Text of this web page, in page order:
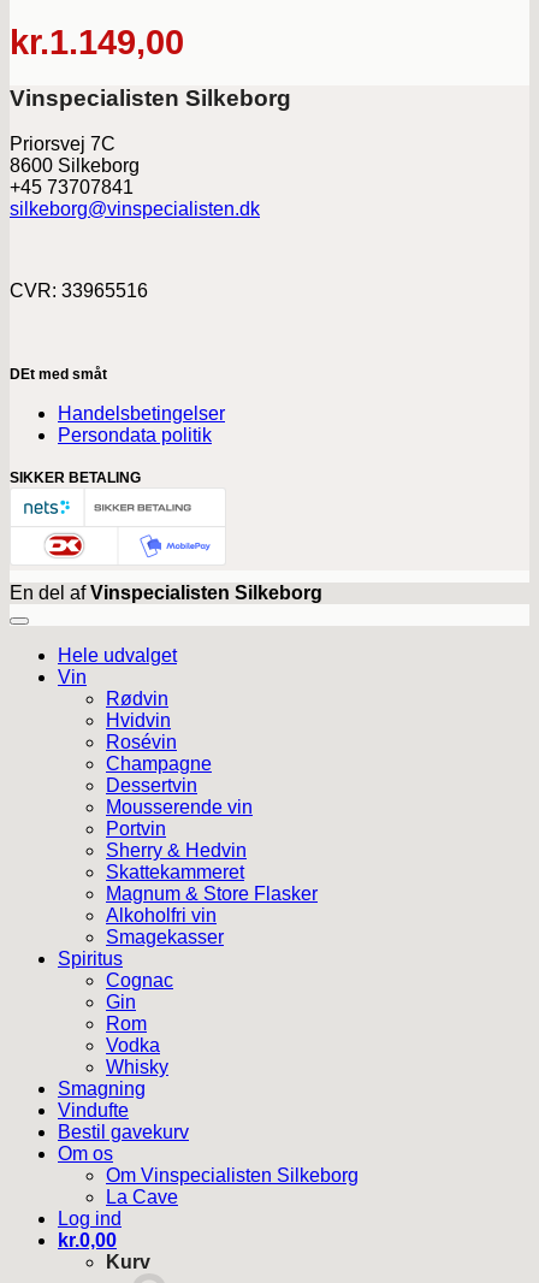
kr.1.149,00
Vinspecialisten Silkeborg
Priorsvej 7C
8600 Silkeborg
+45 73707841
silkeborg@vinspecialisten.dk
CVR: 33965516
DEt med småt
Handelsbetingelser
Persondata politik
SIKKER BETALING
En del afVinspecialisten Silkeborg
Hele udvalget
Vin
Rødvin
Hvidvin
Rosévin
Champagne
Dessertvin
Mousserende vin
Portvin
Sherry & Hedvin
Skattekammeret
Magnum & Store Flasker
Alkoholfri vin
Smagekasser
Spiritus
Cognac
Gin
Rom
Vodka
Whisky
Smagning
Vindufte
Bestil gavekurv
Om os
Om Vinspecialisten Silkeborg
La Cave
Log ind
kr.0,00
Kurv